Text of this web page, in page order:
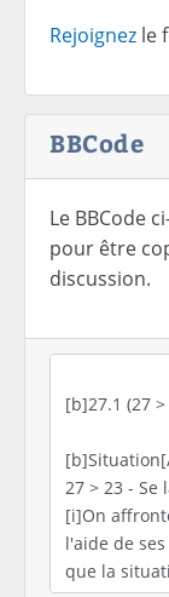
Rejoignez le
BBCode
Le BBCode
pour être
discussion.